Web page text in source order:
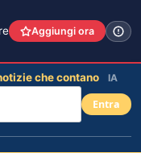
Aggiungi ora
che contano IA
Entra